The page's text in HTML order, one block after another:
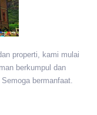
properti, kami mulai
berkumpul dan
bermanfaat.